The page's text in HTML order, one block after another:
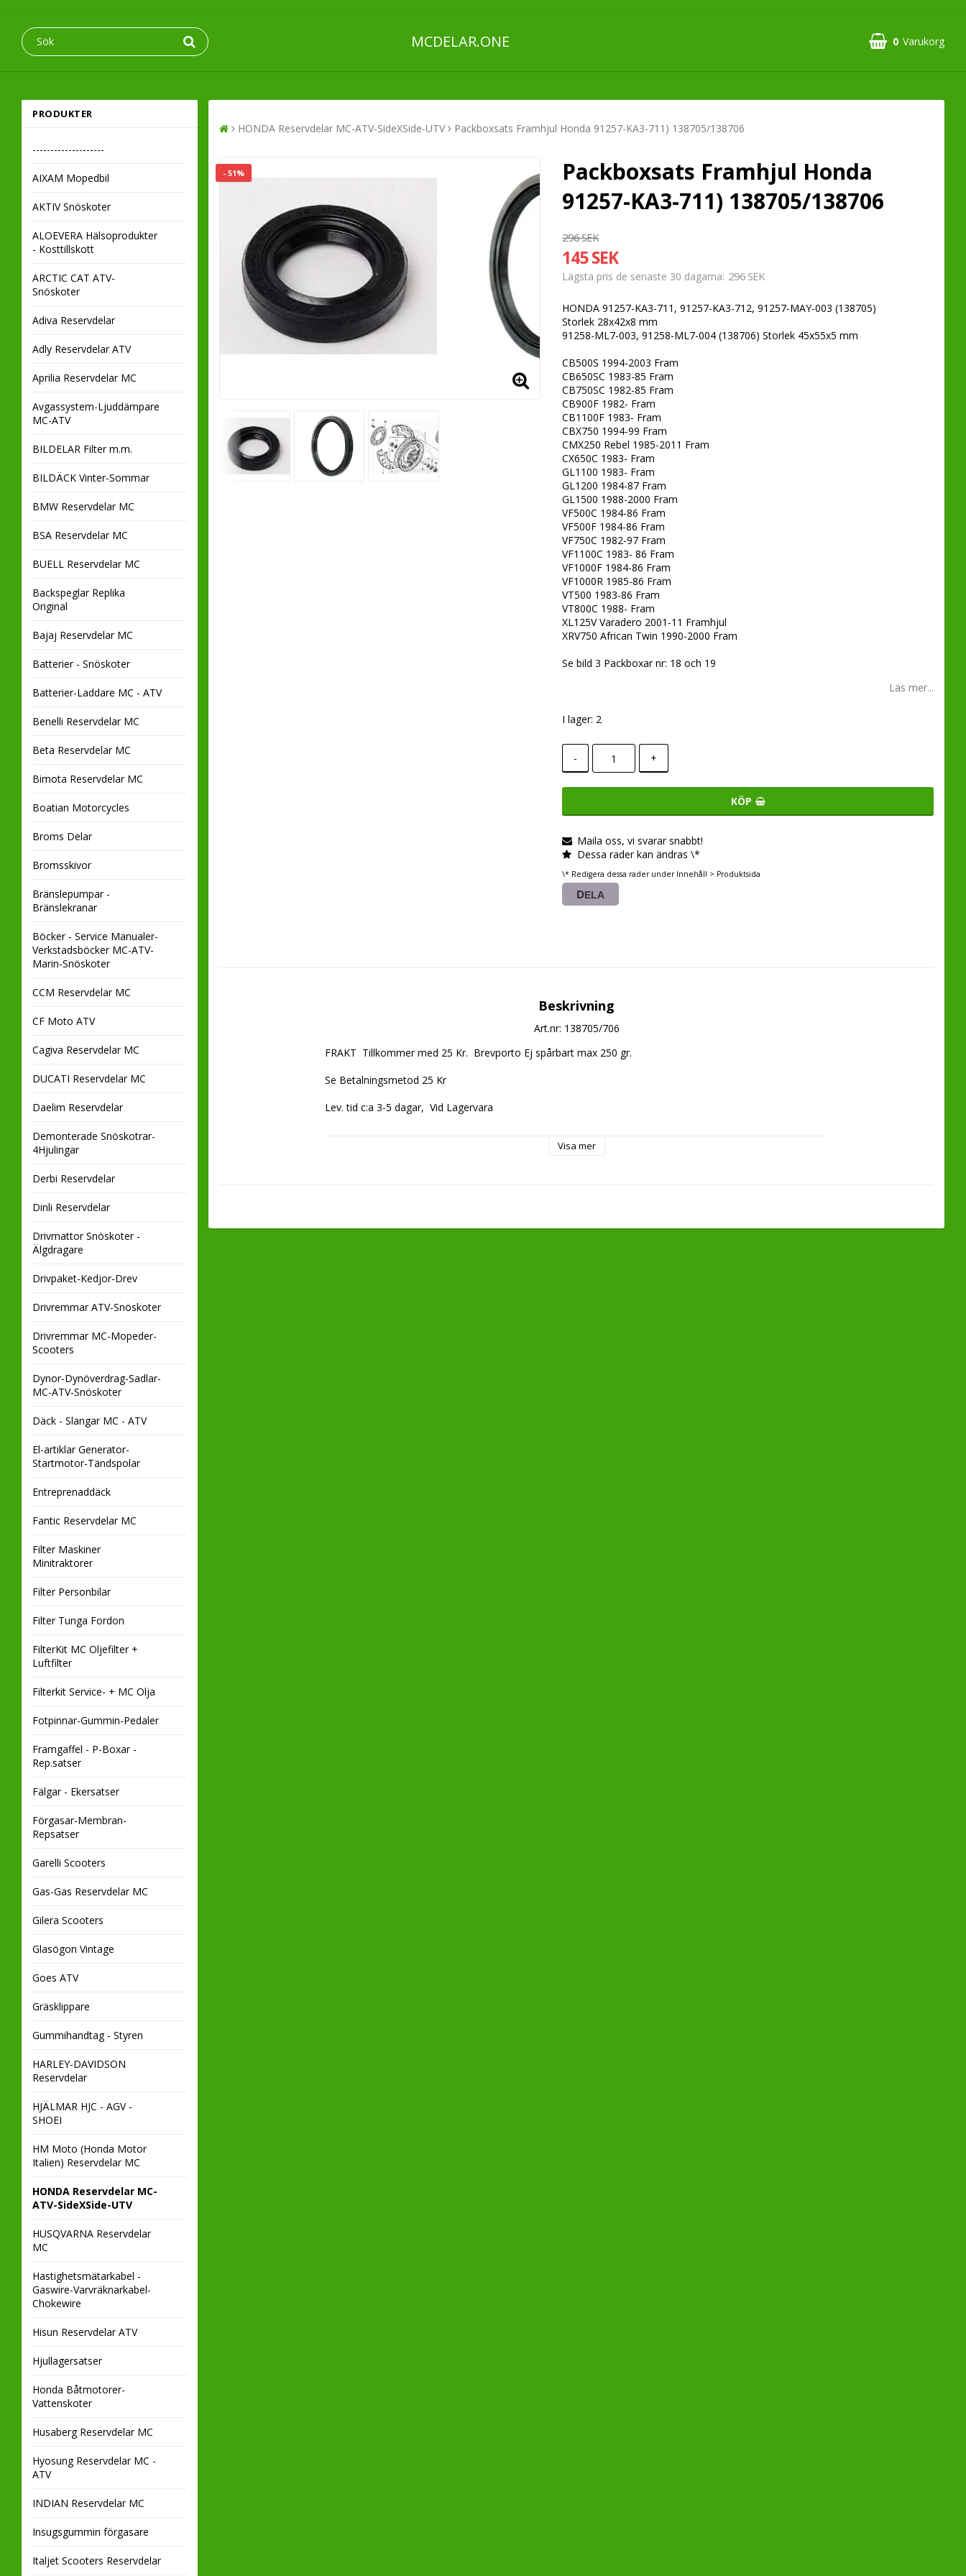
MCDELAR.ONE 0 Varukorg
PRODUKTER
--------------------
AIXAM Mopedbil
AKTIV Snöskoter
ALOEVERA Hälsoprodukter
- Kosttillskott
ARCTIC CAT ATV-
Snöskoter
Adiva Reservdelar
Adly Reservdelar ATV
Aprilia Reservdelar MC
Avgassystem-Ljuddämpare
MC-ATV
BILDELAR Filter m.m.
BILDÄCK Vinter-Sommar
BMW Reservdelar MC
BSA Reservdelar MC
BUELL Reservdelar MC
Backspeglar Replika
Original
Bajaj Reservdelar MC
Batterier - Snöskoter
Batterier-Laddare MC - ATV
Benelli Reservdelar MC
Beta Reservdelar MC
Bimota Reservdelar MC
Boatian Motorcycles
Broms Delar
Bromsskivor
Bränslepumpar -
Bränslekranar
Böcker - Service Manualer-
Verkstadsböcker MC-ATV-
Marin-Snöskoter
CCM Reservdelar MC
CF Moto ATV
Cagiva Reservdelar MC
DUCATI Reservdelar MC
Daelim Reservdelar
Demonterade Snöskotrar-
4Hjulingar
Derbi Reservdelar
Dinli Reservdelar
Drivmattor Snöskoter -
Älgdragare
Drivpaket-Kedjor-Drev
Drivremmar ATV-Snöskoter
Drivremmar MC-Mopeder-
Scooters
Dynor-Dynöverdrag-Sadlar-
MC-ATV-Snöskoter
Däck - Slangar MC - ATV
El-artiklar Generator-
Startmotor-Tändspolar
Entreprenaddäck
Fantic Reservdelar MC
Filter Maskiner
Minitraktorer
Filter Personbilar
Filter Tunga Fordon
FilterKit MC Oljefilter +
Luftfilter
Filterkit Service- + MC Olja
Fotpinnar-Gummin-Pedaler
Framgaffel - P-Boxar -
Rep.satser
Fälgar - Ekersatser
Förgasar-Membran-
Repsatser
Garelli Scooters
Gas-Gas Reservdelar MC
Gilera Scooters
Glasögon Vintage
Goes ATV
Gräsklippare
Gummihandtag - Styren
HARLEY-DAVIDSON
Reservdelar
HJÄLMAR HJC - AGV -
SHOEI
HM Moto (Honda Motor
Italien) Reservdelar MC
HONDA Reservdelar MC-
ATV-SideXSide-UTV
HUSQVARNA Reservdelar
MC
Hastighetsmätarkabel -
Gaswire-Varvräknarkabel-
Chokewire
Hisun Reservdelar ATV
Hjullagersatser
Honda Båtmotorer-
Vattenskoter
Husaberg Reservdelar MC
Hyosung Reservdelar MC -
ATV
INDIAN Reservdelar MC
Insugsgummin förgasare
Italjet Scooters Reservdelar
HONDA Reservdelar MC-ATV-SideXSide-UTV Packboxsats Framhjul Honda 91257-KA3-711) 138705/138706
- 51%
Packboxsats Framhjul Honda
91257-KA3-711) 138705/138706
296 SEK
145 SEK
Lägsta pris de senaste 30 dagarna 296 SEK
HONDA 91257-KA3-711, 91257-KA3-712, 91257-MAY-003 (138705)
Storlek 28x42x8 mm
91258-ML7-003, 91258-ML7-004 (138706) Storlek 45x55x5 mm
CB500S 1994-2003 Fram
CB650SC 1983-85 Fram
CB750SC 1982-85 Fram
CB900F 1982- Fram
CB1100F 1983- Fram
CBX750 1994-99 Fram
CMX250 Rebel 1985-2011 Fram
CX650C 1983- Fram
GL1100 1983- Fram
GL1200 1984-87 Fram
GL1500 1988-2000 Fram
VF500C 1984-86 Fram
VF500F 1984-86 Fram
VF750C 1982-97 Fram
VF1100C 1983- 86 Fram
VF1000F 1984-86 Fram
VF1000R 1985-86 Fram
VT500 1983-86 Fram
VT800C 1988- Fram
XL125V Varadero 2001-11 Framhjul
XRV750 African Twin 1990-2000 Fram
Se bild 3 Packboxar nr: 18 och 19
Läs mer...
I lager: 2
- +
KÖP
Maila oss, vi svarar snabbt!
Dessa rader kan ändras \*
\* Redigera dessa rader under Innehåll > Produktsida
DELA
Beskrivning
Art.nr: 138705/706
FRAKT  Tillkommer med 25 Kr.  Brevporto Ej spårbart max 250 gr.
Se Betalningsmetod 25 Kr
Lev. tid c:a 3-5 dagar,  Vid Lagervara
Visa mer